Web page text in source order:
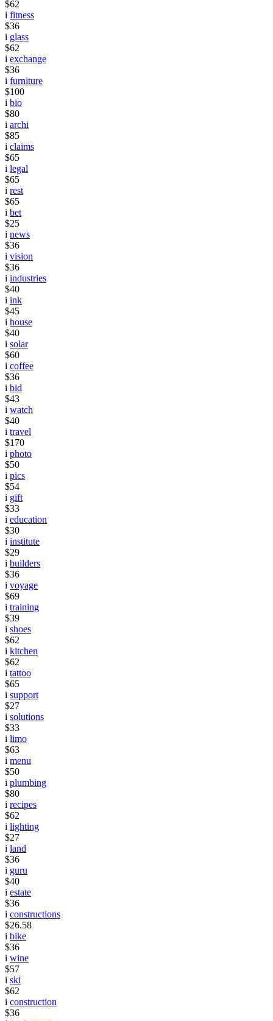
$62
i fitness
$36
i glass
$62
i exchange
$36
i furniture
$100
i bio
$80
i archi
$85
i claims
$65
i legal
$65
i rest
$65
i bet
$25
i news
$36
i vision
$36
i industries
$40
i ink
$45
i house
$40
i solar
$60
i coffee
$36
i bid
$43
i watch
$40
i travel
$170
i photo
$50
i pics
$54
i gift
$33
i education
$30
i institute
$29
i builders
$36
i voyage
$69
i training
$39
i shoes
$62
i kitchen
$62
i tattoo
$65
i support
$27
i solutions
$33
i limo
$63
i menu
$50
i plumbing
$80
i recipes
$62
i lighting
$27
i land
$36
i guru
$40
i estate
$36
i constructions
$26.58
i bike
$36
i wine
$57
i ski
$62
i construction
$36